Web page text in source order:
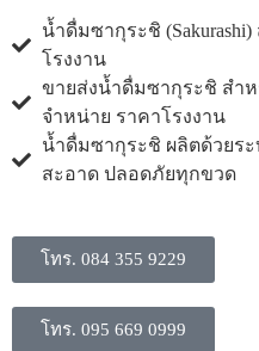
น้ำดื่มซากุระชิ
โรงงาน
ขายส่งน้ำดื่มซากุระชิ สำ
จำหน่าย ราคาโรงงาน
น้ำดื่มซากุระชิ ผลิตด้วยร
สะอาด ปลอดภัยทุกขวด
โทร. 084 355 9229
โทร. 095 669 0999